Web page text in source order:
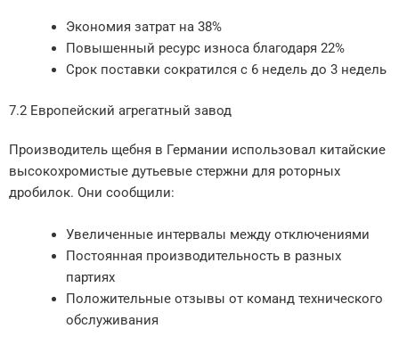
Экономия затрат на 38%
Повышенный ресурс износа благодаря 22%
Срок поставки сократился с 6 недель до 3 недель
7.2 Европейский агрегатный завод
Производитель щебня в Германии использовал китайские
высокохромистые дутьевые стержни для роторных
дробилок. Они сообщили:
Увеличенные интервалы между отключениями
Постоянная производительность в разных
партиях
Положительные отзывы от команд технического
обслуживания